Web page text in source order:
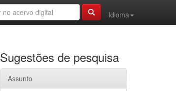
Idioma
Sugestões de pesquisa
Assunto